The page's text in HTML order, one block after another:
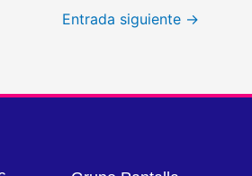
Entrada siguiente →